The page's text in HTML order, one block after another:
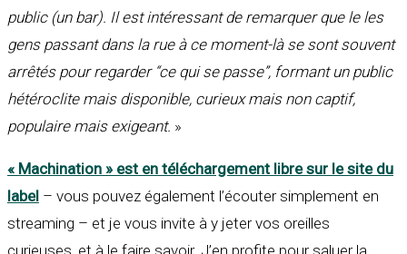
public (un bar). Il est intéressant de remarquer que le les
gens passant dans la rue à ce moment-là se sont souvent
arrêtés pour regarder “ce qui se passe”, formant un public
hétéroclite mais disponible, curieux mais non captif,
populaire mais exigeant. »
« Machination » est en téléchargement libre sur le site du
label – vous pouvez également l’écouter simplement en
streaming – et je vous invite à y jeter vos oreilles
curieuses, et à le faire savoir. J’en profite pour saluer la